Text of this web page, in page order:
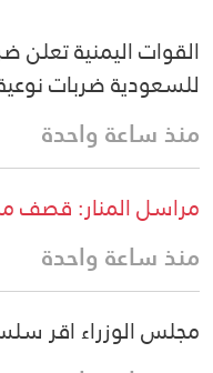
القوات اليمنية تعلن
للسعودية ضربات
منذ ساعة واحدة
مراسل المنار:
منذ ساعة واحدة
مجلس الوزراء اقر